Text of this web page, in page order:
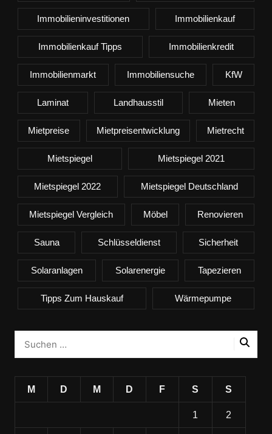
Immobilieninvestitionen Immobilienkauf
Immobilienkauf Tipps Immobilienkredit
Immobilienmarkt Immobiliensuche KfW
Laminat Landhausstil Mieten
Mietpreise Mietpreisentwicklung Mietrecht
Mietspiegel Mietspiegel 2021
Mietspiegel 2022 Mietspiegel Deutschland
Mietspiegel Vergleich Möbel Renovieren
Sauna Schlüsseldienst Sicherheit
Solaranlagen Solarenergie Tapezieren
Tipps Zum Hauskauf Wärmepumpe
M D M D F S S
1 2